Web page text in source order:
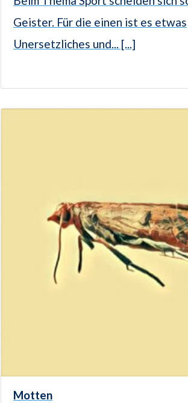
Geister. Für die einen ist es etwas
Unersetzliches und... [...]
Motten